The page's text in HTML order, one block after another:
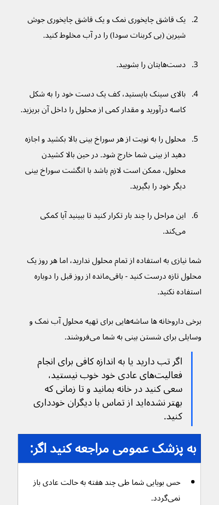
یک قاشق چایخوری نمک و یک قاشق چایخوری جوش
شیرین (بی کربنات سودا) را در آب مخلوط کنید.
دست‌هایتان را بشویید.
بالای سینک بایستید، کف یک دست خود را به شکل
کاسه درآورید و مقدار کمی از محلول را داخل آن بریزید.
محلول را به نوبت از هر سوراخ بینی بالا بکشید و اجازه
دهید از بینی شما خارج شود. در حین بالا کشیدن
محلول، ممکن است لازم باشد با انگشت سوراخ بینی
دیگر خود را بگیرید.
این مراحل را چند بار تکرار کنید تا ببینید آیا کمکی
می‌کند.
شما نیازی به استفاده از تمام محلول ندارید، اما هر روز یک
محلول تازه درست کنید - باقی‌‌مانده از روز قبل را دوباره
استفاده نکنید.
برخی داروخانه ها ساشه‌هایی برای تهیه محلول آب نمک و
وسایلی برای شستن بینی به شما می‌فروشند.
اگر تب دارید یا به اندازه کافی برای انجام
فعالیت‌های عادی خود خوب نیستید،
سعی کنید در خانه بمانید و تا زمانی که
بهتر نشده‌اید از تماس با دیگران خودداری
کنید.
به پزشک عمومی مراجعه کنید اگر:
حس بویایی شما طی چند هفته به حالت عادی باز
نمی‌گردد.